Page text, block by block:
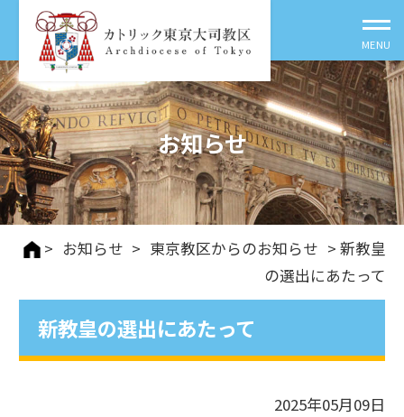
お知らせ
> お知らせ > 東京教区からのお知らせ > 新教皇
の選出にあたって
新教皇の選出にあたって
2025年05月09日